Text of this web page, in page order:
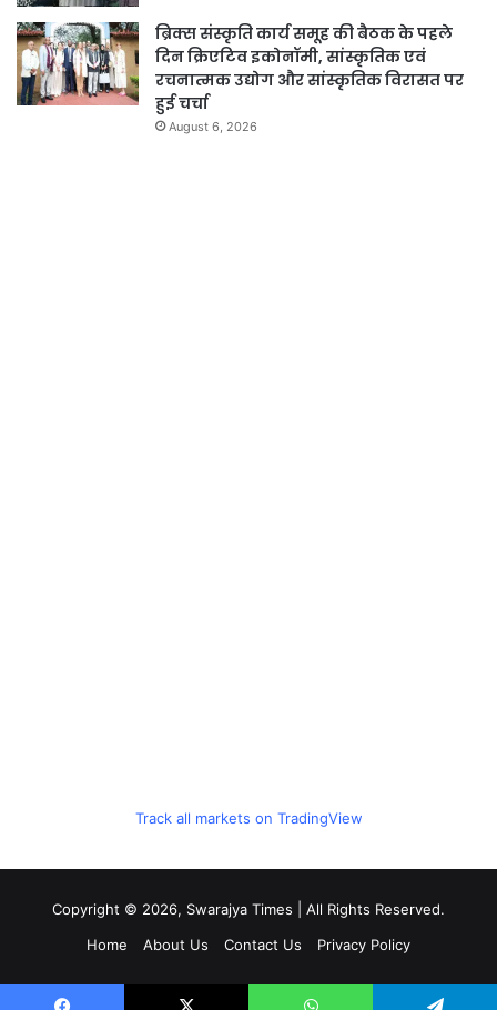
ब्रिक्स संस्कृति कार्य समूह की बैठक के पहले
दिन क्रिएटिव इकोनॉमी, सांस्कृतिक एवं
रचनात्मक उद्योग और सांस्कृतिक विरासत पर
हुई चर्चा
August 6, 2026
Track all markets on TradingView
Copyright © 2026, Swarajya Times | All Rights Reserved.
Home
About Us Contact Us Privacy Policy